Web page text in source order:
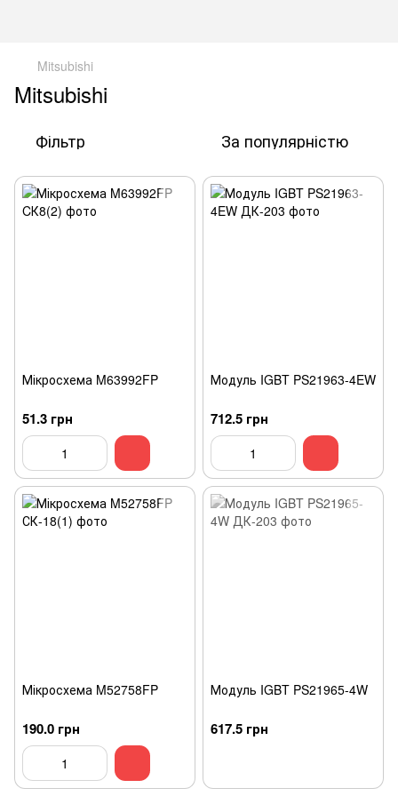
Mitsubishi
Mitsubishi
Фільтр За популярністю
Мікросхема M63992FP
51.3 грн
Модуль IGBT PS21963-4EW
712.5 грн
Мікросхема M52758FP
190.0 грн
Модуль IGBT PS21965-4W
617.5 грн